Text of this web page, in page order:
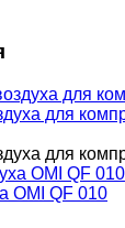
для
для
OMI QF 010